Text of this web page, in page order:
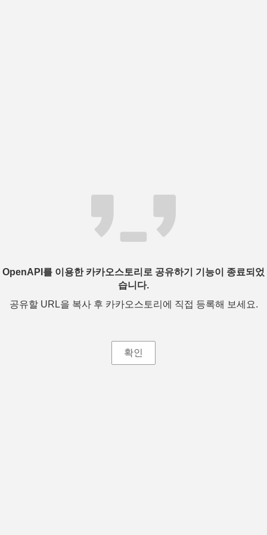
OpenAPI를 이용한 카카오스토리로 공유하기 기능이 종료되었
습니다.
공유할 URL을 복사 후 카카오스토리에 직접 등록해 보세요.
확인